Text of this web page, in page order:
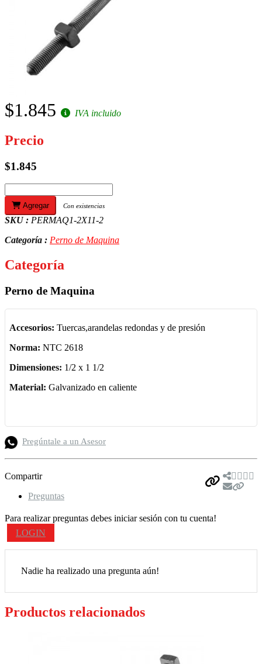
$1.845 IVA incluido
Precio
$1.845
Agregar Con existencias
SKU : PERMAQ1-2X11-2
Categoría : Perno de Maquina
Categoría
Perno de Maquina
Accesorios: Tuercas,arandelas redondas y de presión
Norma: NTC 2618
Dimensiones: 1/2 x 1 1/2
Material: Galvanizado en caliente
Pregúntale a un Asesor
Compartir
Preguntas
Para realizar preguntas debes iniciar sesión con tu cuenta!
LOGIN
Nadie ha realizado una pregunta aún!
Productos relacionados